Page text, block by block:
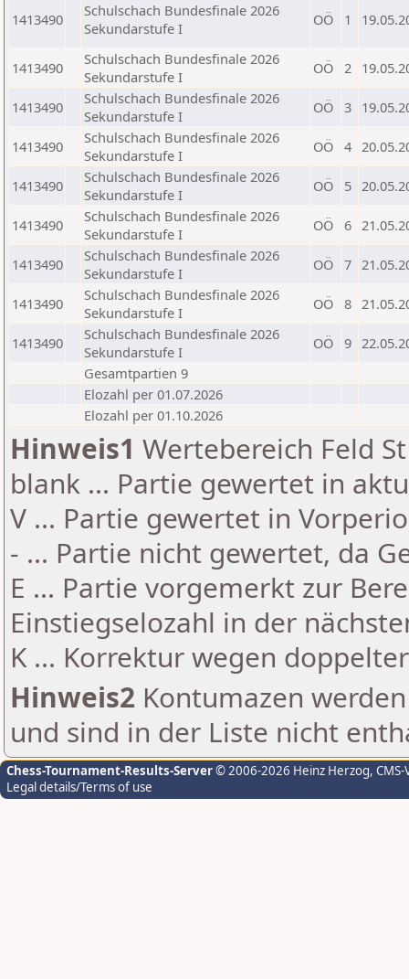
1413490
Schulschach Bundesfinale 2026
Sekundarstufe I
OÖ 1
1413490
Schulschach Bundesfinale 2026
Sekundarstufe I
OÖ 2
1413490
Schulschach Bundesfinale 2026
Sekundarstufe I
OÖ 3
1413490
Schulschach Bundesfinale 2026
Sekundarstufe I
OÖ 4
1413490
Schulschach Bundesfinale 2026
Sekundarstufe I
OÖ 5
1413490
Schulschach Bundesfinale 2026
Sekundarstufe I
OÖ 6
1413490
Schulschach Bundesfinale 2026
Sekundarstufe I
OÖ 7
1413490
Schulschach Bundesfinale 2026
Sekundarstufe I
OÖ 8
1413490
Schulschach Bundesfinale 2026
Sekundarstufe I
OÖ 9
Gesamtpartien 9
Elozahl per 01.07.2026
Elozahl per 01.10.2026
Hinweis1 Wertebereich Feld
blank ... Partie gewertet in
V ... Partie gewertet in
- ... Partie nicht gewertet, da
E ... Partie vorgemerkt zur
Einstiegselozahl in der
K ... Korrektur wegen
Hinweis2 Kontumazen
und sind in der Liste nicht
Chess-Tournament-Results-Server© 2006-2026 Heinz Herzog,
Legal details/Terms of use